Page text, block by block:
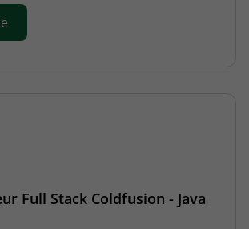
Full Stack Coldfusion - Java